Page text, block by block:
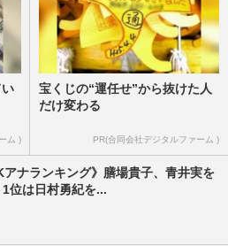
ム )
宝くじの“運任せ”から抜けた人
だけ変わる
PR(合同会社デジタルファーム )
アナランキング》膳場貴子、青井実を
位は日村勇紀を...